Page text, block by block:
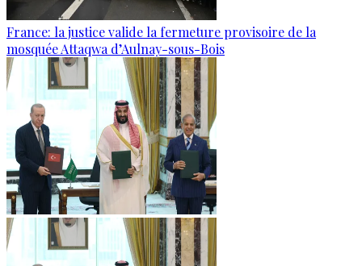
France: la justice valide la fermeture provisoire de la
mosquée Attaqwa d’Aulnay-sous-Bois